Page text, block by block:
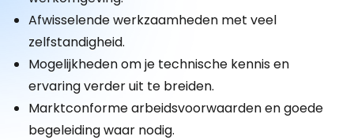
Afwisselende werkzaamheden met veel
zelfstandigheid.
Mogelijkheden om je technische kennis en
ervaring verder uit te breiden.
Marktconforme arbeidsvoorwaarden en goede
begeleiding waar nodig.